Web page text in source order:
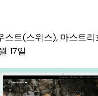
스트(스위스), 마스트
17일